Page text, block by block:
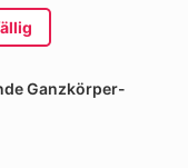
Ganzkörper-